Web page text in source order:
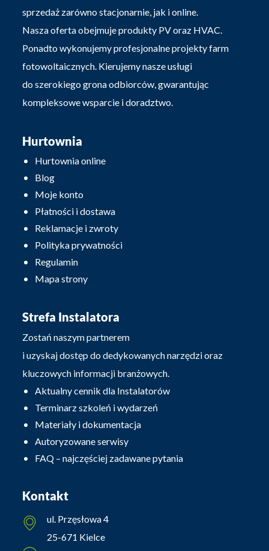
sprzedaż zarówno stacjonarnie, jak i online.
Nasza oferta obejmuje produkty PV oraz HVAC.
Ponadto wykonujemy profesjonalne projekty farm
fotowoltaicznych. Kierujemy nasze usługi
do szerokiego grona odbiorców, gwarantując
kompleksowe wsparcie i doradztwo.
Hurtownia
Hurtownia online
Blog
Moje konto
Płatności i dostawa
Reklamacje i zwroty
Polityka prywatności
Regulamin
Mapa strony
Strefa Instalatora
Zostań naszym partnerem
i uzyskaj dostęp do dedykowanych narzędzi oraz
kluczowych informacji branżowych.
Aktualny cennik dla Instalatorów
Terminarz szkoleń i wydarzeń
Materiały i dokumentacja
Autoryzowane serwisy
FAQ – najczęściej zadawane pytania
Kontakt
ul. Przęsłowa 4
25-671 Kielce